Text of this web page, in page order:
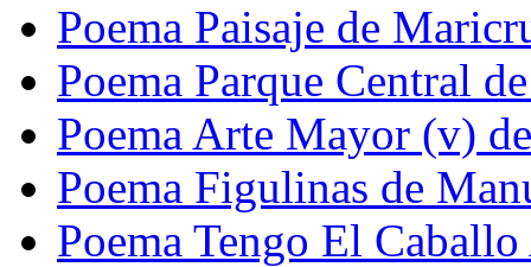
Poema Paisaje de
Poema Parque Central
Poema Arte Mayor (v)
Poema Figulinas de
Poema Tengo El